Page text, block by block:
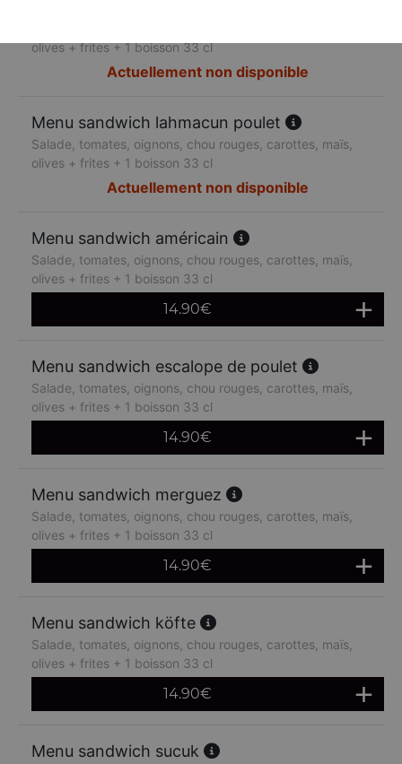
olives + frites + 1 boisson 33 cl
Actuellement non disponible
Menu sandwich lahmacun poulet
Salade, tomates, oignons, chou rouges, carottes, maïs,
olives + frites + 1 boisson 33 cl
Actuellement non disponible
Menu sandwich américain
Salade, tomates, oignons, chou rouges, carottes, maïs,
olives + frites + 1 boisson 33 cl
14.90€
Menu sandwich escalope de poulet
Salade, tomates, oignons, chou rouges, carottes, maïs,
olives + frites + 1 boisson 33 cl
14.90€
Menu sandwich merguez
Salade, tomates, oignons, chou rouges, carottes, maïs,
olives + frites + 1 boisson 33 cl
14.90€
Menu sandwich köfte
Salade, tomates, oignons, chou rouges, carottes, maïs,
olives + frites + 1 boisson 33 cl
14.90€
Menu sandwich sucuk